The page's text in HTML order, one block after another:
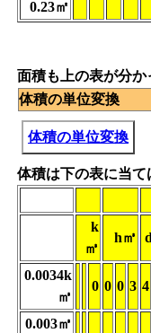
0.23㎡
面積も上の表が分か
体積の単位変換
体積の単位変換
体積は下の表に当て
k
㎥
h㎥
0.0034k
㎥
0 0 0 3 4
0.003㎥